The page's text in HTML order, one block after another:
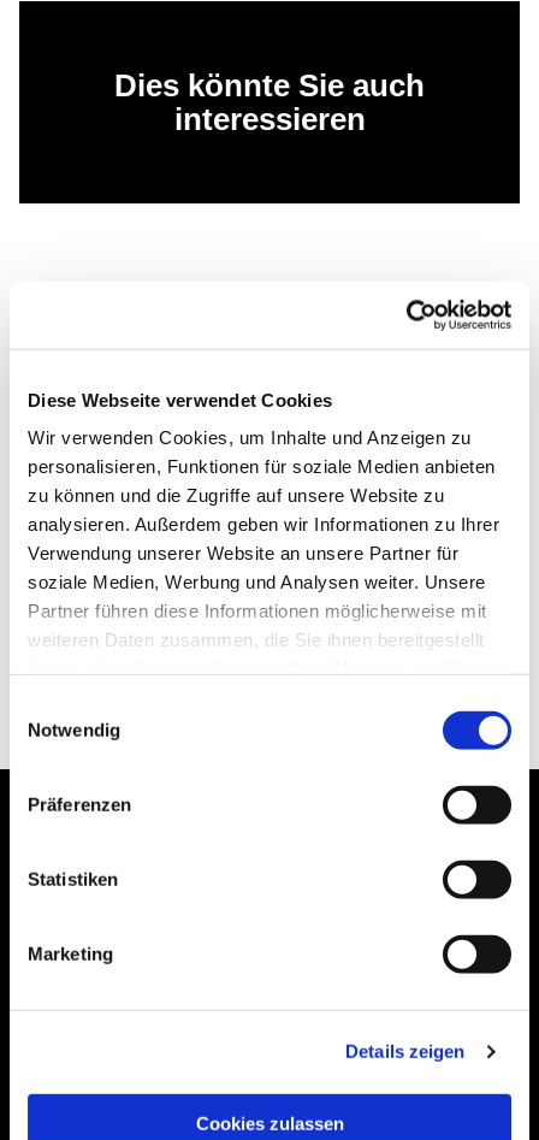
Diese Webseite verwendet Cookies
Wir verwenden Cookies, um Inhalte und Anzeigen zu
personalisieren, Funktionen für soziale Medien anbieten
zu können und die Zugriffe auf unsere Website zu
analysieren. Außerdem geben wir Informationen zu Ihrer
Verwendung unserer Website an unsere Partner für
soziale Medien, Werbung und Analysen weiter. Unsere
Partner führen diese Informationen möglicherweise mit
weiteren Daten zusammen, die Sie ihnen bereitgestellt
Notwendig
Präferenzen
Statistiken
Marketing
Details zeigen
Cookies zulassen
Dies könnte Sie auch
interessieren
Bitte akzeptieren Sie Marketing-Cookies,
Accept cookies